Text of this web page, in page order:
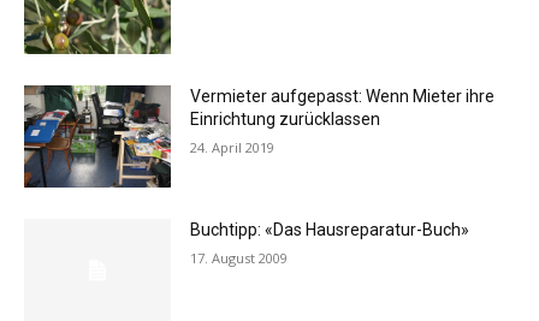
Vermieter aufgepasst: Wenn Mieter ihre
Einrichtung zurücklassen
24. April 2019
Buchtipp: «Das Hausreparatur-Buch»
17. August 2009